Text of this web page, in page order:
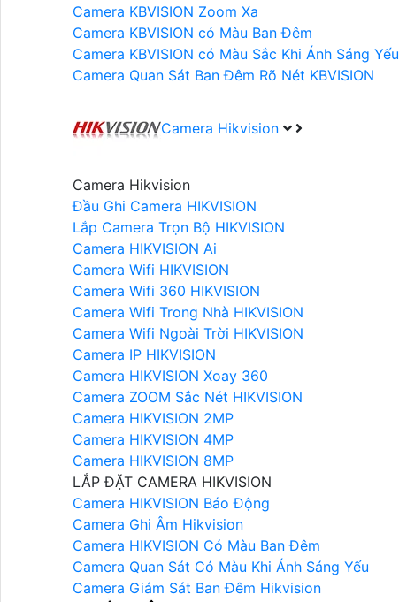
Camera KBVISION Zoom Xa
Camera KBVISION có Màu Ban Đêm
Camera KBVISION có Màu Sắc Khi Ánh Sáng Yếu
Camera Quan Sát Ban Đêm Rõ Nét KBVISION
Camera Hikvision
Camera Hikvision
Đầu Ghi Camera HIKVISION
Lắp Camera Trọn Bộ HIKVISION
Camera HIKVISION Ai
Camera Wifi HIKVISION
Camera Wifi 360 HIKVISION
Camera Wifi Trong Nhà HIKVISION
Camera Wifi Ngoài Trời HIKVISION
Camera IP HIKVISION
Camera HIKVISION Xoay 360
Camera ZOOM Sắc Nét HIKVISION
Camera HIKVISION 2MP
Camera HIKVISION 4MP
Camera HIKVISION 8MP
LẮP ĐẶT CAMERA HIKVISION
Camera HIKVISION Báo Động
Camera Ghi Âm Hikvision
Camera HIKVISION Có Màu Ban Đêm
Camera Quan Sát Có Màu Khi Ánh Sáng Yếu
Camera Giám Sát Ban Đêm Hikvision